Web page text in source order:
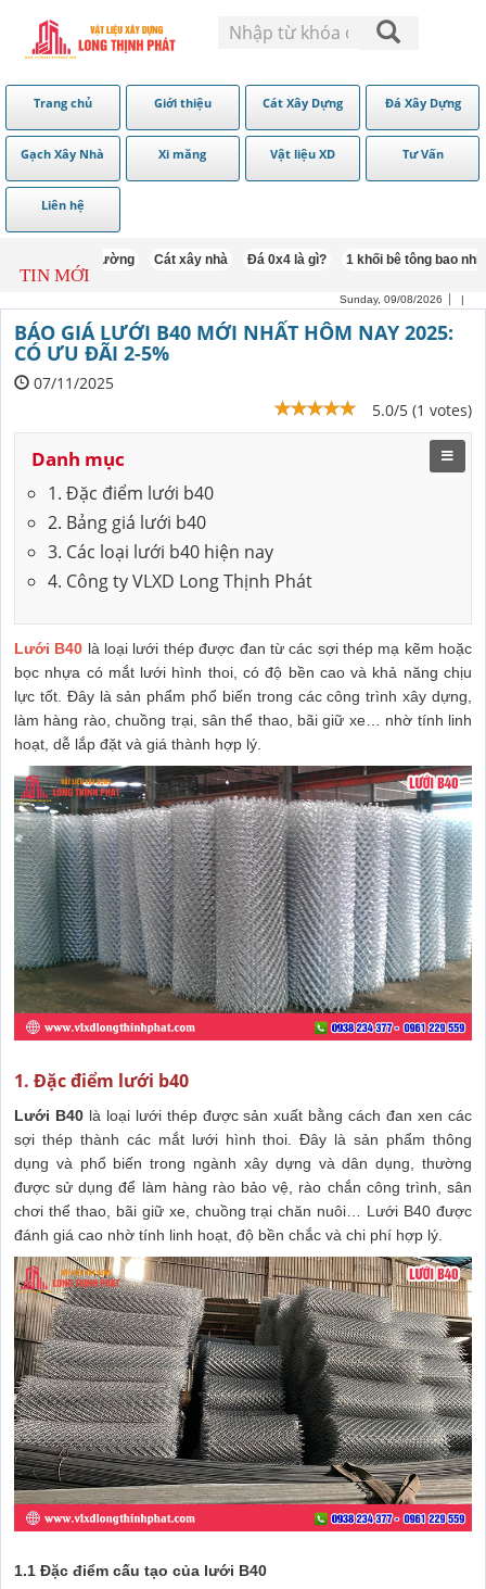
Trang chủ Giới thiệu Cát Xây Dựng Đá Xây Dựng
Gạch Xây Nhà Xi măng Vật liệu XD Tư Vấn
Liên hệ
TIN MỚI
Cát trát tường Cát xây nhà Đá 0x4 là gì? 1 khối bê tông bao nhiêu
Sunday, 09/08/2026 |
BÁO GIÁ LƯỚI B40 MỚI NHẤT HÔM NAY 2025:
CÓ ƯU ĐÃI 2-5%
07/11/2025
5.0/5 (1 votes)
Danh mục
1. Đặc điểm lưới b40
2. Bảng giá lưới b40
3. Các loại lưới b40 hiện nay
4. Công ty VLXD Long Thịnh Phát
Lưới B40 là loại lưới thép được đan từ các sợi thép mạ kẽm hoặc
bọc nhựa có mắt lưới hình thoi, có độ bền cao và khả năng chịu
lực tốt. Đây là sản phẩm phổ biến trong các công trình xây dựng,
làm hàng rào, chuồng trại, sân thể thao, bãi giữ xe… nhờ tính linh
hoạt, dễ lắp đặt và giá thành hợp lý.
1. Đặc điểm lưới b40
Lưới B40là loại lưới thép được sản xuất bằng cách đan xen các
sợi thép thành các mắt lưới hình thoi. Đây là sản phẩm thông
dụng và phổ biến trong ngành xây dựng và dân dụng, thường
được sử dụng để làm hàng rào bảo vệ, rào chắn công trình, sân
chơi thể thao, bãi giữ xe, chuồng trại chăn nuôi… Lưới B40 được
đánh giá cao nhờ tính linh hoạt, độ bền chắc và chi phí hợp lý.
1.1 Đặc điểm cấu tạo của lưới B40